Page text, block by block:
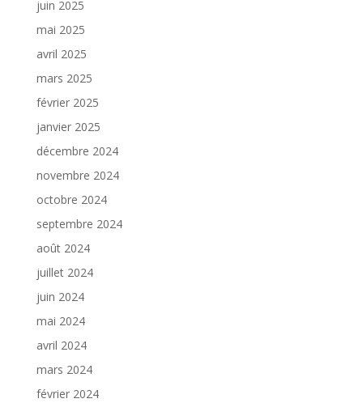
juin 2025
mai 2025
avril 2025
mars 2025
février 2025
janvier 2025
décembre 2024
novembre 2024
octobre 2024
septembre 2024
août 2024
juillet 2024
juin 2024
mai 2024
avril 2024
mars 2024
février 2024